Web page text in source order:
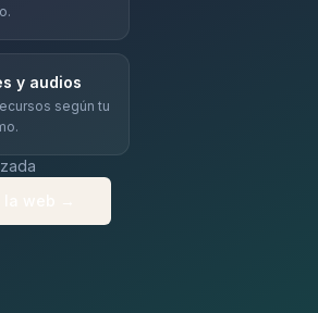
y audios
según tu